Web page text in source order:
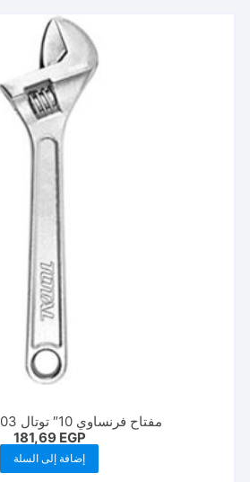
مفتاح فرنساوي 10″ توتال THT1010103
181,69 EGP
إضافة إلى السلة